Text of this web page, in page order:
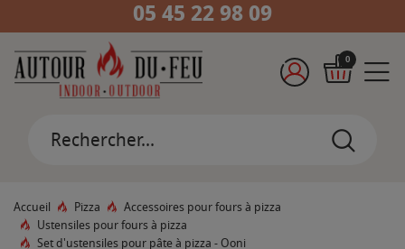
05 45 22 98 09
0
Accueil Pizza
Accessoires pour fours à pizza
Ustensiles pour fours à pizza
Set d'ustensiles pour pâte à pizza - Ooni